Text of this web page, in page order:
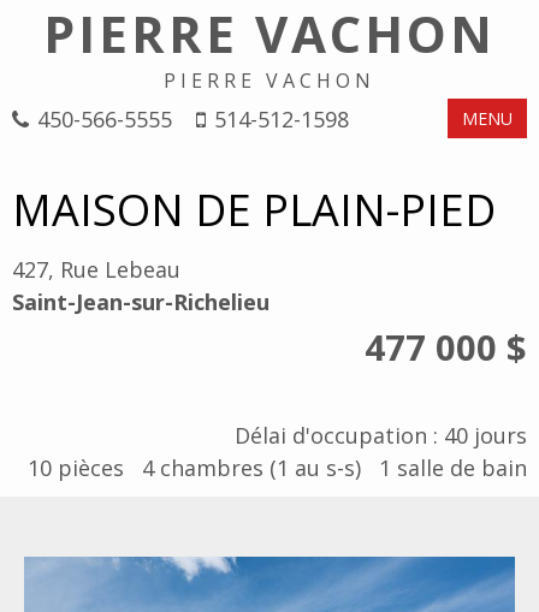
PIERRE VACHON
PIERRE VACHON
450-566-5555 514-512-1598 MENU
MAISON DE PLAIN-PIED
427, Rue Lebeau
Saint-Jean-sur-Richelieu
477 000 $
Délai d'occupation : 40 jours
10 pièces 4chambres (1 au s-s) 1 salle de bain